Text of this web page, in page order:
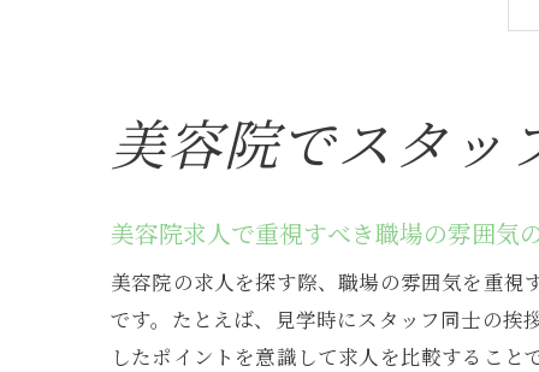
美容院でスタッ
美容院求人で重視すべき職場の雰囲気
美容院の求人を探す際、職場の雰囲気を重
です。たとえば、見学時にスタッフ同士の挨
したポイントを意識して求人を比較するこ